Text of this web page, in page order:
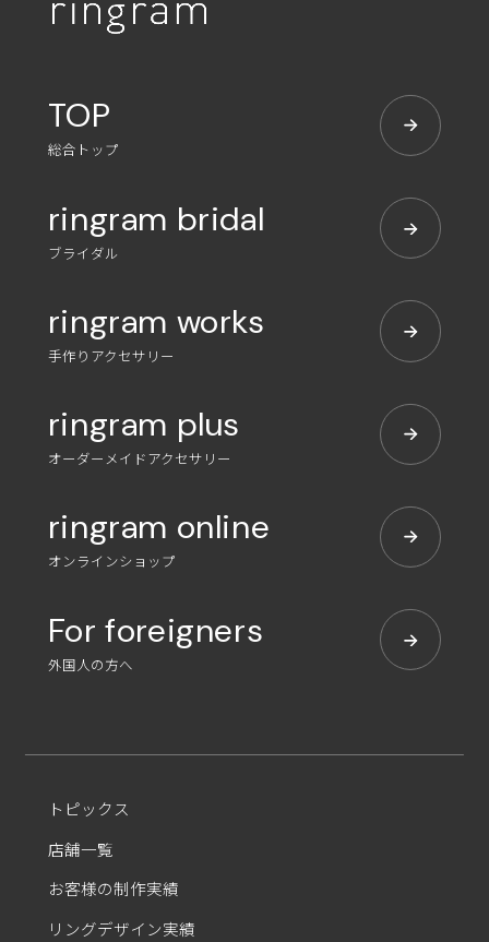
TOP
総合トップ
ringram bridal
ブライダル
ringram works
手作りアクセサリー
ringram plus
オーダーメイドアクセサリー
ringram online
オンラインショップ
For foreigners
外国人の方へ
トピックス
店舗一覧
お客様の制作実績
リングデザイン実績